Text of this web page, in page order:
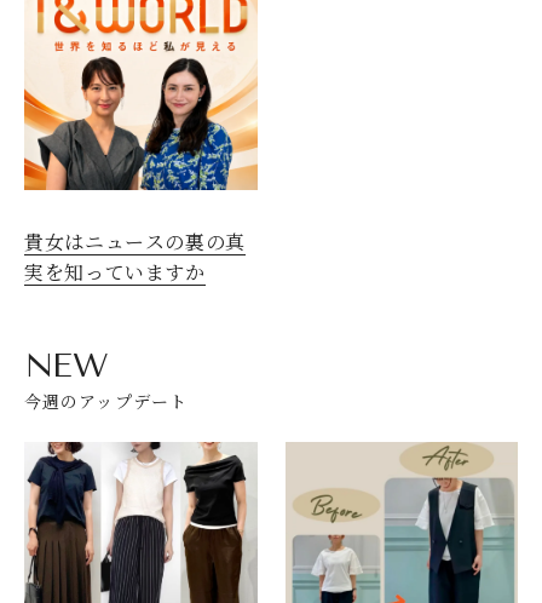
貴女はニュースの裏の真
実を知っていますか
NEW
今週のアップデート